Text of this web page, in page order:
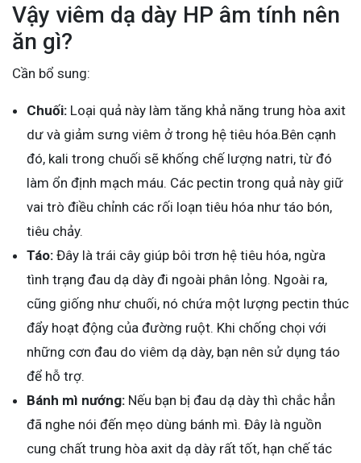
Vậy viêm dạ dày HP âm tính nên
ăn gì?
Cần bổ sung:
Chuối: Loại quả này làm tăng khả năng trung hòa axit
dư và giảm sưng viêm ở trong hệ tiêu hóa.Bên cạnh
đó, kali trong chuối sẽ khống chế lượng natri, từ đó
làm ổn định mạch máu. Các pectin trong quả này giữ
vai trò điều chỉnh các rối loạn tiêu hóa như táo bón,
tiêu chảy.
Táo: Đây là trái cây giúp bôi trơn hệ tiêu hóa, ngừa
tình trạng đau dạ dày đi ngoài phân lỏng. Ngoài ra,
cũng giống như chuối, nó chứa một lượng pectin thúc
đẩy hoạt động của đường ruột. Khi chống chọi với
những cơn đau do viêm dạ dày, bạn nên sử dụng táo
để hỗ trợ.
Bánh mì nướng: Nếu bạn bị đau dạ dày thì chắc hẳn
đã nghe nói đến mẹo dùng bánh mì. Đây là nguồn
cung chất trung hòa axit dạ dày rất tốt, hạn chế tác